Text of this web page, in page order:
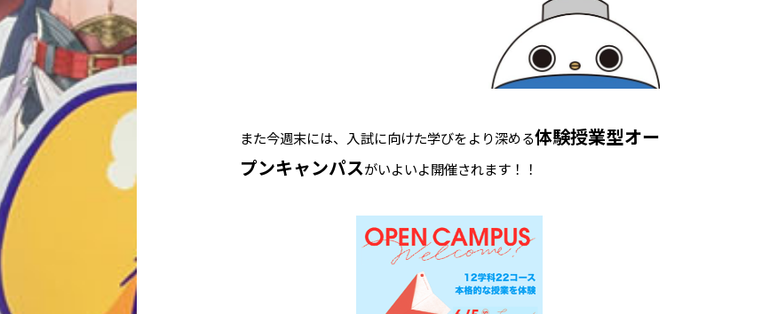
また今週末には、入試に向けた学びをより深める体験授業型オー
プンキャンパスがいよいよ開催されます！！